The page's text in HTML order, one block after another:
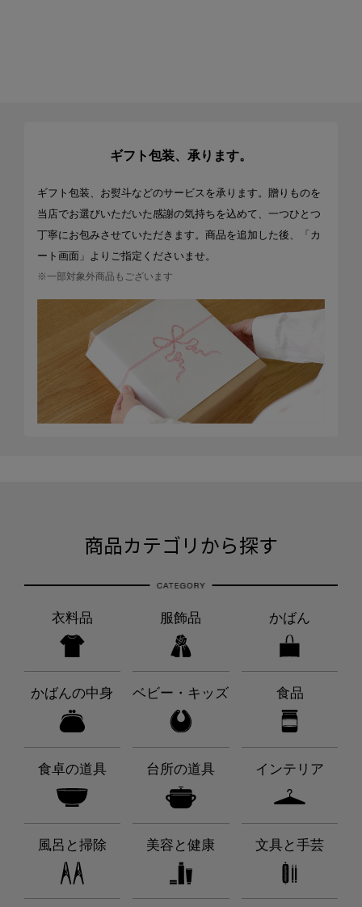
ギフト包装、承ります。
ギフト包装、お熨斗などのサービスを承ります。贈りものを
当店でお選びいただいた感謝の気持ちを込めて、一つひとつ
丁寧にお包みさせていただきます。商品を追加した後、「カ
ート画面」よりご指定くださいませ。
※一部対象外商品もございます
商品カテゴリから探す
衣料品 服飾品 かばん
かばんの中身 ベビー・キッズ 食品
食卓の道具 台所の道具 インテリア
風呂と掃除 美容と健康 文具と手芸